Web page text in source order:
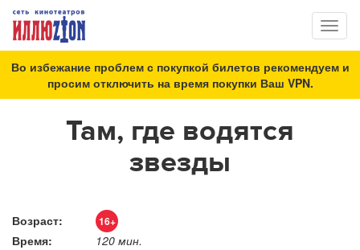
Во избежание проблем с покупкой билетов рекомендуем и
просим отключить на время покупки Ваш VPN.
Там, где водятся
звезды
Возраст: 16+
Время:
120 мин.